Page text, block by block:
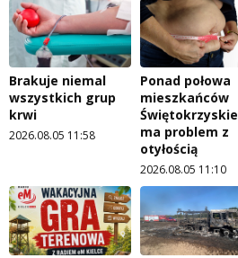
Brakuje niemal
wszystkich grup
krwi
2026.08.05 11:58
Ponad połowa
mieszkańców
ma problem z
otyłością
2026.08.05 11:10